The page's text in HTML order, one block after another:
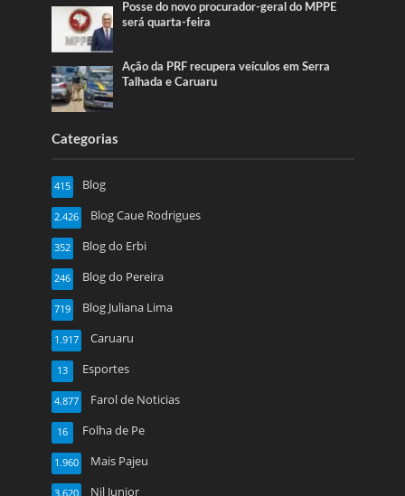
Posse do novo procurador-geral do MPPE
será quarta-feira
Ação da PRF recupera veículos em Serra
Talhada e Caruaru
Categorias
Blog
415
Blog Caue Rodrigues
2.426
Blog do Erbi
352
Blog do Pereira
246
Blog Juliana Lima
719
Caruaru
1.917
Esportes
13
Farol de Noticias
4.877
Folha de Pe
16
Mais Pajeu
1.960
Nil Junior
3.620